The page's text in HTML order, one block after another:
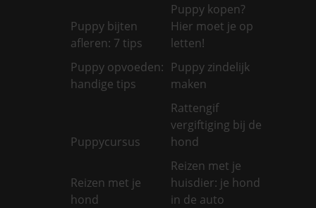
Puppy bijten
afleren: 7 tips
Puppy kopen?
Hier moet je op
letten!
Puppy opvoeden:
handige tips
Puppy zindelijk
maken
Puppycursus
Rattengif
vergiftiging bij de
hond
Reizen met je
hond
Reizen met je
huisdier: je hond
in de auto